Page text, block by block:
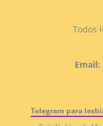
Todos
Email:
Telegram para